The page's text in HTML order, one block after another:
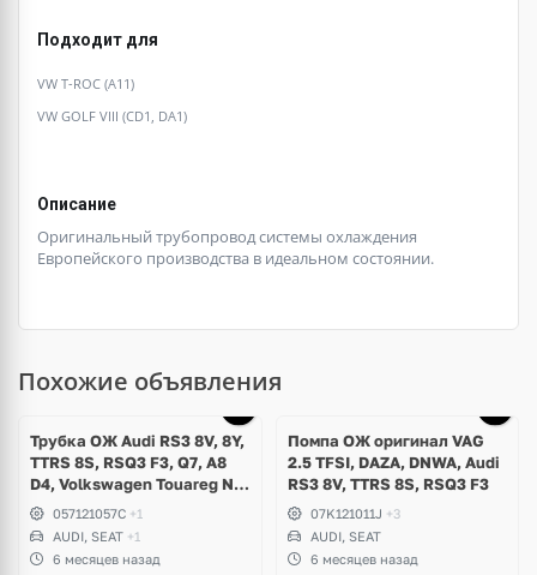
Подходит для
VW T-ROC (A11)
VW GOLF VIII (CD1, DA1)
Описание
Оригинальный трубопровод системы охлаждения
Европейского производства в идеальном состоянии.
Похожие объявления
Трубка ОЖ Audi RS3 8V, 8Y,
TTRS 8S, RSQ3 F3, Q7, A8
D4, Volkswagen Touareg NF,
Seat Formentor Cupra 2.5
TFSI DAZA, DNWA, CZGB
057121057C +1
AUDI, SEAT +1
6 месяцев назад
Помпа ОЖ оригинал VAG
2.5 TFSI, DAZA, DNWA, Audi
RS3 8V, TTRS 8S, RSQ3 F3
07K121011J +3
AUDI, SEAT
6 месяцев назад